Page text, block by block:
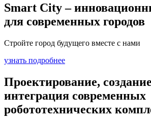
Smart City –
для современных городов
Стройте город будущего вместе с нами
узнать подробнее
Проектирование,
интеграция современных
робототехнических